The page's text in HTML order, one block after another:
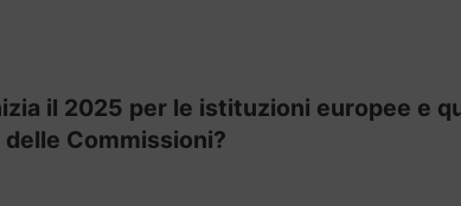
il 2025 per le istituzioni europee e
delle Commissioni?